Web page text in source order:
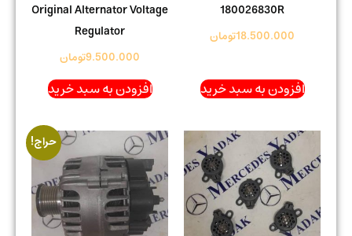
180026830R
18.500.000تومان
افزودن به سبد خرید
Original Alternator Voltage
Regulator
9.500.000تومان
افزودن به سبد خرید
حراج!